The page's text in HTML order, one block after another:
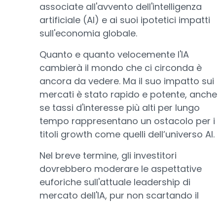
associate all'avvento dell'intelligenza
artificiale (AI) e ai suoi ipotetici impatti
sull'economia globale.
Quanto e quanto velocemente l'IA
cambierà il mondo che ci circonda è
ancora da vedere. Ma il suo impatto sui
mercati è stato rapido e potente, anche
se tassi d'interesse più alti per lungo
tempo rappresentano un ostacolo per i
titoli growth come quelli dell’universo AI.
Nel breve termine, gli investitori
dovrebbero moderare le aspettative
euforiche sull'attuale leadership di
mercato dell'IA, pur non scartando il